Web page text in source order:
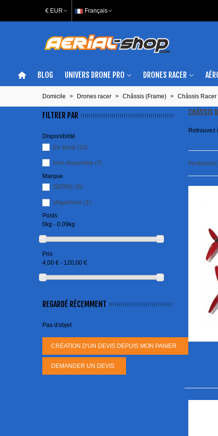
€ EUR Français
BLOG UNIVERS DRONE PRO DRONES RACER
Domicile > Drones racer > Châssis (Frame) > Châssis Racer
FILTRER PAR
Disponibilité
En stock (15)
Non disponible (7)
Marque
GEPRC (5)
Vegadrone (1)
Poids
0kg - 0.09kg
Prix
4,00 € - 120,00 €
REGARDÉ RÉCEMMENT
Pas d'objet
CRÉATION D'UN DEVIS DEPUIS MON PANIER
DEMANDER UN DEVIS
CHÂSSIS
Retrouvez
Pertinence